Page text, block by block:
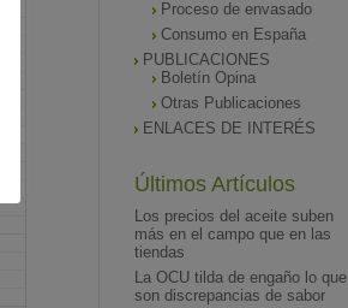
Proceso de envasado
Consumo en España
PUBLICACIONES
Boletín Opina
Otras Publicaciones
ENLACES DE INTERÉS
Últimos Artículos
Los precios del aceite suben
más en el campo que en las
tiendas
La OCU tilda de engaño lo que
son discrepancias de sabor